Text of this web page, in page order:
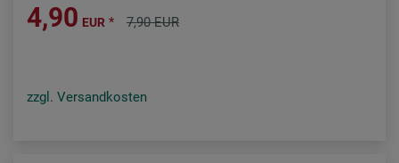
4,90 EUR * 7,90 EUR
zzgl. Versandkosten